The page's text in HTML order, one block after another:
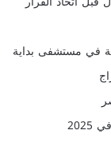
في مستشفى بداية